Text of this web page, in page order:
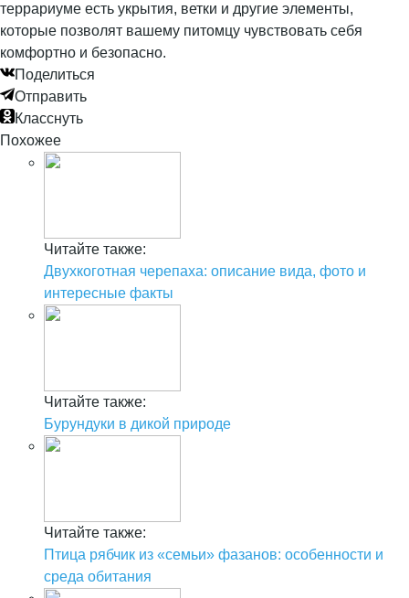
террариуме есть укрытия, ветки и другие элементы,
которые позволят вашему питомцу чувствовать себя
комфортно и безопасно.
Поделиться
Отправить
Класснуть
Похожее
Читайте также:
Двухкоготная черепаха: описание вида, фото и
интересные факты
Читайте также:
Бурундуки в дикой природе
Читайте также:
Птица рябчик из «семьи» фазанов: особенности и
среда обитания